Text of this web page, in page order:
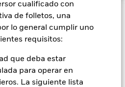
cualificado con
de folletos, una
lo general cumplir uno
requisitos:
que deba estar
para operar en
La siguiente lista
Capital en Riesgo.
derivados de ellas pueden
Es posible que los
variable y los títulos
se puede ver afectado por
mercado bursátil. Entre otros